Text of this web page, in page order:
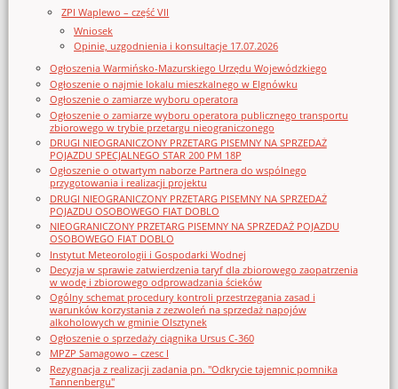
ZPI Waplewo – część VII
Wniosek
Opinie, uzgodnienia i konsultacje 17.07.2026
Ogłoszenia Warmińsko-Mazurskiego Urzędu Wojewódzkiego
Ogłoszenie o najmie lokalu mieszkalnego w Elgnówku
Ogłoszenie o zamiarze wyboru operatora
Ogłoszenie o zamiarze wyboru operatora publicznego transportu
zbiorowego w trybie przetargu nieograniczonego
DRUGI NIEOGRANICZONY PRZETARG PISEMNY NA SPRZEDAŻ
POJAZDU SPECJALNEGO STAR 200 PM 18P
Ogłoszenie o otwartym naborze Partnera do wspólnego
przygotowania i realizacji projektu
DRUGI NIEOGRANICZONY PRZETARG PISEMNY NA SPRZEDAŻ
POJAZDU OSOBOWEGO FIAT DOBLO
NIEOGRANICZONY PRZETARG PISEMNY NA SPRZEDAŻ POJAZDU
OSOBOWEGO FIAT DOBLO
Instytut Meteorologii i Gospodarki Wodnej
Decyzja w sprawie zatwierdzenia taryf dla zbiorowego zaopatrzenia
w wodę i zbiorowego odprowadzania ścieków
Ogólny schemat procedury kontroli przestrzegania zasad i
warunków korzystania z zezwoleń na sprzedaż napojów
alkoholowych w gminie Olsztynek
Ogłoszenie o sprzedaży ciągnika Ursus C-360
MPZP Samagowo – czesc I
Rezygnacja z realizacji zadania pn. "Odkrycie tajemnic pomnika
Tannenbergu"